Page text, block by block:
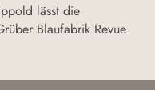
lässt die
Blaufabrik Revue